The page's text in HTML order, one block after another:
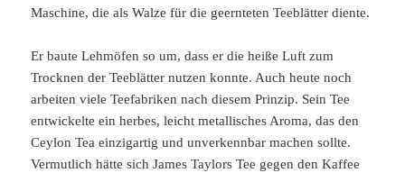
Maschine, die als Walze für die geernteten Teeblätter diente.
Er baute Lehmöfen so um, dass er die heiße Luft zum
Trocknen der Teeblätter nutzen konnte. Auch heute noch
arbeiten viele Teefabriken nach diesem Prinzip. Sein Tee
entwickelte ein herbes, leicht metallisches Aroma, das den
Ceylon Tea einzigartig und unverkennbar machen sollte.
Vermutlich hätte sich James Taylors Tee gegen den Kaffee